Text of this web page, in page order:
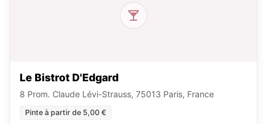
Le Bistrot D'Edgard
8 Prom. Claude Lévi-Strauss, 75013 Paris, France
Pinte à partir de 5,00 €